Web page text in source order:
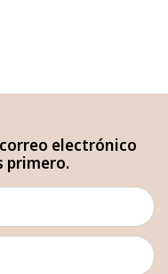
electrónico
primero.